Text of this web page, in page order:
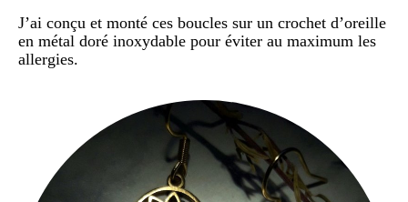
J’ai conçu et monté ces boucles sur un crochet d’oreille
en métal doré inoxydable pour éviter au maximum les
allergies.